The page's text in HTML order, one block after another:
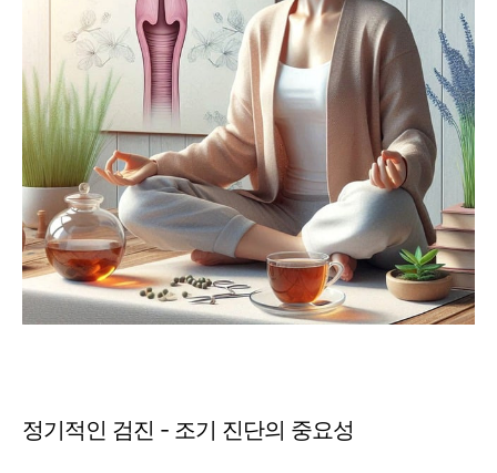
정기적인 검진 - 조기 진단의 중요성